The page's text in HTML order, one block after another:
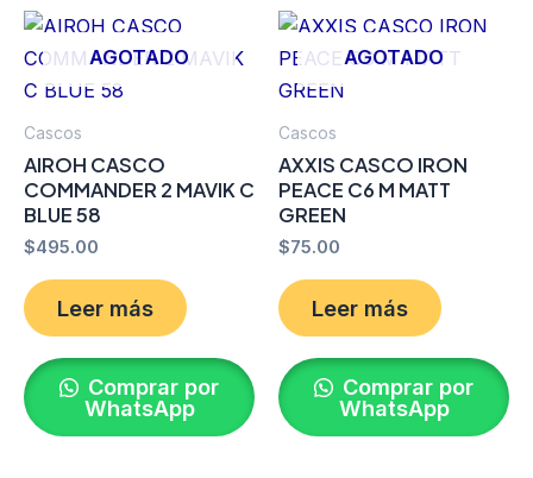
AGOTADO
Cascos
AIROH CASCO
COMMANDER 2 MAVIK C
BLUE 58
$495.00
Leer más
Comprar por
WhatsApp
AGOTADO
Cascos
AXXIS CASCO IRON
PEACE C6 M MATT
GREEN
$75.00
Leer más
Comprar por
WhatsApp